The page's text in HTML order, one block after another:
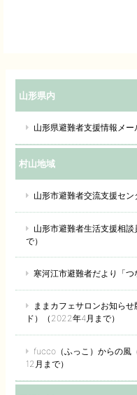
山形県内
山形県避難者支援情報メー
村山地域
山形市避難者交流支援セ
山形市避難者生活支援相
で）
寒河江市避難者だより「つ
ままカフェサロンお知ら
ド）（2022年4月まで）
fucco（ふっこ）からの風
12月まで）